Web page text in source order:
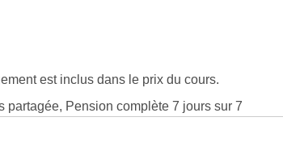
est inclus dans le prix du cours.
Pension complète 7 jours sur 7